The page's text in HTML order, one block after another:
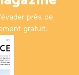
près de
gratuit.